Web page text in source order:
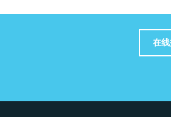
在